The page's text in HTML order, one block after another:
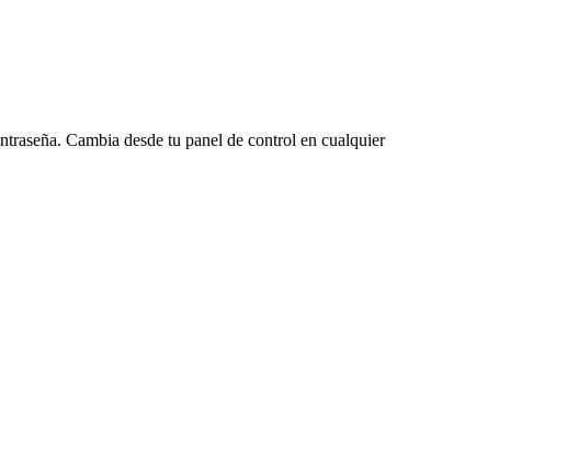
Cambia desde tu panel de control en cualquier